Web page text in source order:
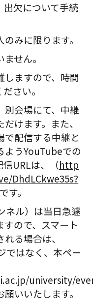
出欠について手続
みに限ります。
せん。
しますので、時間
さい。
別会場にて、中継
けます。また、
で配信する中継と
ようYouTubeでの
URLは、（http
DhdLCkwe35s?
す。
ネル）は当日急遽
ので、スマート
る場合は、
ではなく、本ペー
university/
いいたします。